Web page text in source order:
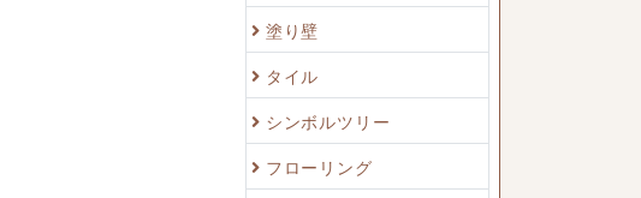
塗り壁
タイル
シンボルツリー
フローリング